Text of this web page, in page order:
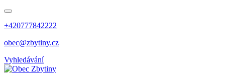
+420777842222
obec@zbytiny.cz
Vyhledávání